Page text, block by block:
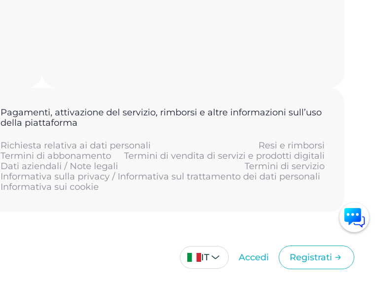
Pagamenti, attivazione del servizio, rimborsi e altre informazioni sull’uso
della piattaforma
Richiesta relativa ai dati personali
Resi e rimborsi
Termini di abbonamento
Termini di vendita di servizi e prodotti digitali
Dati aziendali / Note legali
Termini di servizio
Informativa sulla privacy / Informativa sul trattamento dei dati personali
Informativa sui cookie
IT Accedi Registrati